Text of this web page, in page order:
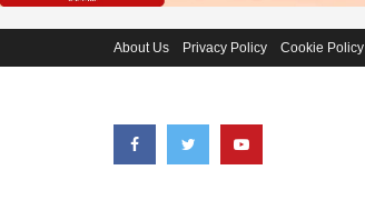
About Us Privacy Policy Cookie Policy